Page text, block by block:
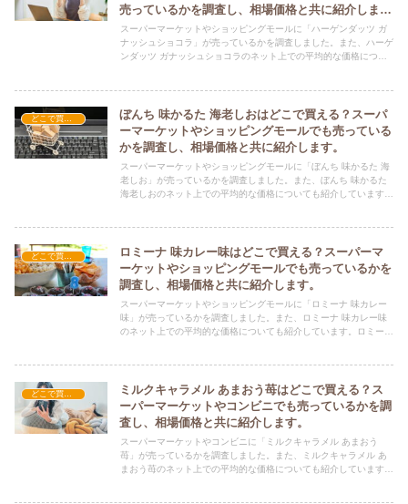
売っているかを調査し、相場価格と共に紹介しま
す。
スーパーマーケットやショッピングモールに「ハーゲンダッツ ガ
ナッシュショコラ」が売っているかを調査しました。また、ハーゲ
ンダッツ ガナッシュショコラのネット上での平均的な価格につい
どこで買える？-お菓子・スイーツ・アイス
ぼんち 味かるた 海老しおはどこで買える？スーパ
ーマーケットやショッピングモールでも売っている
かを調査し、相場価格と共に紹介します。
スーパーマーケットやショッピングモールに「ぼんち 味かるた 海
老しお」が売っているかを調査しました。また、ぼんち 味かるた
海老しおのネット上での平均的な価格についても紹介しています。
どこで買える？-お菓子・スイーツ・アイス
ロミーナ 味カレー味はどこで買える？スーパーマ
ーケットやショッピングモールでも売っているかを
調査し、相場価格と共に紹介します。
スーパーマーケットやショッピングモールに「ロミーナ 味カレー
味」が売っているかを調査しました。また、ロミーナ 味カレー味
のネット上での平均的な価格についても紹介しています。ロミーナ
どこで買える？-お菓子・スイーツ・アイス
ミルクキャラメル あまおう苺はどこで買える？ス
ーパーマーケットやコンビニでも売っているかを調
査し、相場価格と共に紹介します。
スーパーマーケットやコンビニに「ミルクキャラメル あまおう
苺」が売っているかを調査しました。また、ミルクキャラメル あ
まおう苺のネット上での平均的な価格についても紹介しています。